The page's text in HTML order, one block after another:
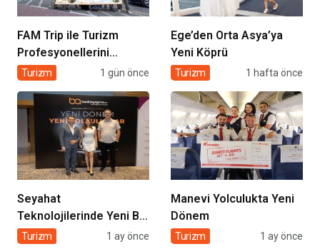
FAM Trip ile Turizm
Profesyonellerini
Buluşturdu
Turizm 1 gün önce
Ege’den Orta Asya’ya
Yeni Köprü
Turizm 1 hafta önce
Seyahat
Teknolojilerinde Yeni Bir
Dönem
Turizm 1 ay önce
Manevi Yolculukta Yeni
Dönem
Turizm 1 ay önce